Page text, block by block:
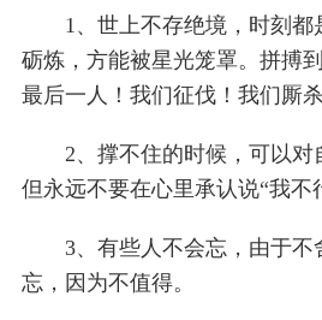
1、世上不存绝境，时刻都
砺炼，方能被星光笼罩。拼搏
最后一人！我们征伐！我们厮
2、撑不住的时候，可以对
但永远不要在心里承认说“我不
3、有些人不会忘，由于不
忘，因为不值得。